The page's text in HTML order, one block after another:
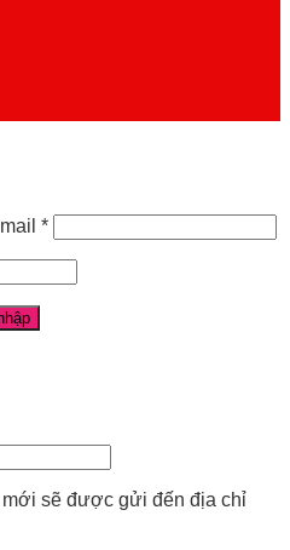
*
mới sẽ được gửi đến địa chỉ